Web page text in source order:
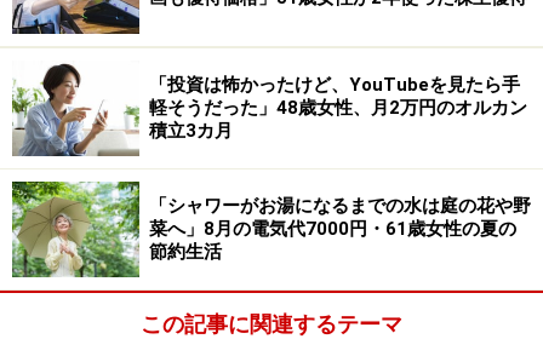
ません」と言います。
「元々浪費家ではなく、必要ない物を購入することはあ
りません。電気、ガス、水道代は最低限に抑えていま
す。電気代は夜間割引を利用しているため、洗濯や電子
レンジの使用は出来るだけその時間帯にしています。ま
た水道代は、ジムのシャワーを使用しているため基本料
金で済んでいます。買い物は食品ロスが出ないように注
意して買っています」と日ごろから節約を意識して暮ら
しているそうです。
「投資は怖かったけど、YouTubeを見たら手
軽そうだった」48歳女性、月2万円のオルカン
積立3カ月
「シャワーがお湯になるまでの水は庭の花や野
菜へ」8月の電気代7000円・61歳女性の夏の
節約生活
この記事に関連するテーマ